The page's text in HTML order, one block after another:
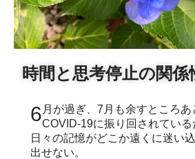
時間と思考停止の関係
6月が過ぎ、7月も余すところあと2日だけ。COVID-19に振り回されている
日々の記憶がどこか遠くに迷い
出せない。